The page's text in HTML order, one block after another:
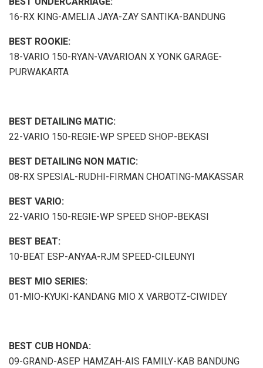
16-RX KING-AMELIA JAYA-ZAY SANTIKA-BANDUNG
BEST ROOKIE:
18-VARIO 150-RYAN-VAVARIOAN X YONK GARAGE-
PURWAKARTA
BEST DETAILING MATIC:
22-VARIO 150-REGIE-WP SPEED SHOP-BEKASI
BEST DETAILING NON MATIC:
08-RX SPESIAL-RUDHI-FIRMAN CHOATING-MAKASSAR
BEST VARIO:
22-VARIO 150-REGIE-WP SPEED SHOP-BEKASI
BEST BEAT:
10-BEAT ESP-ANYAA-RJM SPEED-CILEUNYI
BEST MIO SERIES:
01-MIO-KYUKI-KANDANG MIO X VARBOTZ-CIWIDEY
BEST CUB HONDA:
09-GRAND-ASEP HAMZAH-AIS FAMILY-KAB BANDUNG